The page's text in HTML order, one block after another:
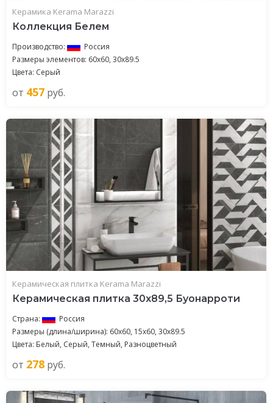
Керамика Kerama Marazzi
Коллекция Белем
Производство:
Россия
Размеры элементов: 60x60, 30x89.5
Цвета: Серый
от 457 руб.
Керамическая плитка Kerama Marazzi
Керамическая плитка 30x89,5 Буонарроти
Страна:
Россия
Размеры (длина/ширина): 60x60, 15x60, 30x89.5
Цвета: Белый, Серый, Темный, Разноцветный
от 278 руб.